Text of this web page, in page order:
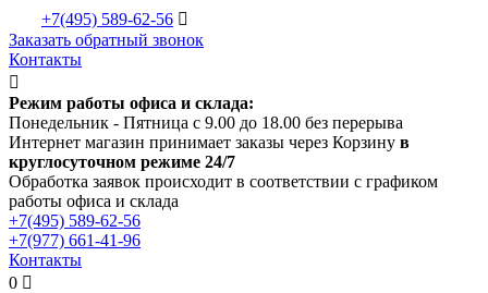
+7(495) 589-62-56 
Заказать обратный звонок
Контакты

Режим работы офиса и склада:
Понедельник - Пятница с 9.00 до 18.00 без перерыва
Интернет магазин принимает заказы через Корзину в
круглосуточном режиме 24/7
Обработка заявок происходит в соответствии с графиком
работы офиса и склада
+7(495) 589-62-56
+7(977) 661-41-96
Контакты
0 